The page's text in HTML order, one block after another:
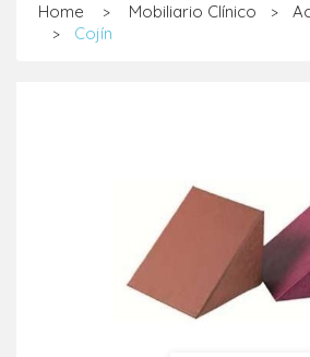
Home > Mobiliario Clínico >
> Cojín